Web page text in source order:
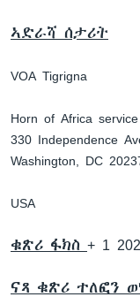
ኣድራሻ ሰታሪት
VOA Tigrigna
Horn of Africa service
330 Independence
Washington, DC
USA
ቁጽሪ ፋክስ + 1
ናጻ ቁጽሪ ተለፎን